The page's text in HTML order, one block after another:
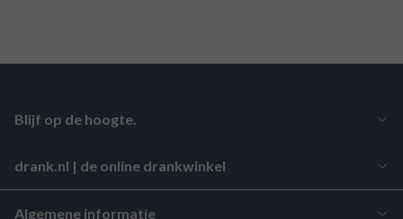
drank.nl | de online drankwinkel
Algemene informatie
Blijf op de hoogte.